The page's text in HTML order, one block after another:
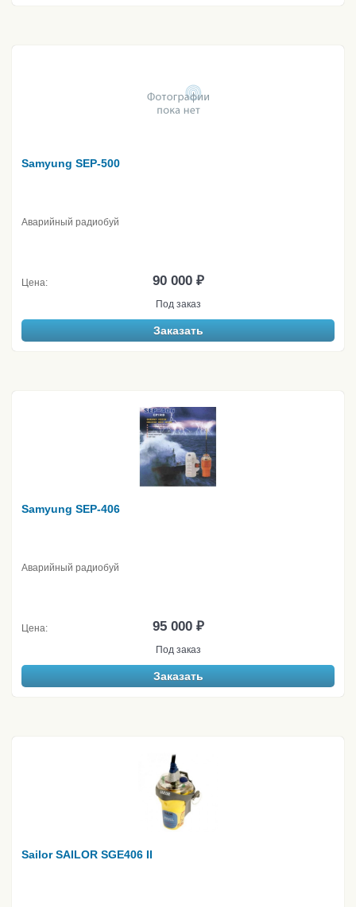
Samyung SEP-500
Аварийный радиобуй
Цена: 90 000 ₽
Под заказ
Заказать
Samyung SEP-406
Аварийный радиобуй
Цена: 95 000 ₽
Под заказ
Заказать
Sailor SAILOR SGE406 II